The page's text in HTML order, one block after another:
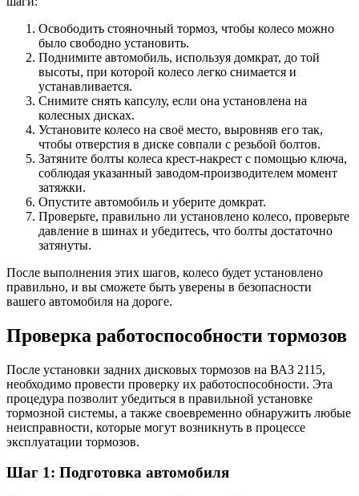
Освободить стояночный тормоз, чтобы колесо можно
было свободно установить.
Поднимите автомобиль, используя домкрат, до той
высоты, при которой колесо легко снимается и
устанавливается.
Снимите снять капсулу, если она установлена на
колесных дисках.
Установите колесо на своё место, выровняв его так,
чтобы отверстия в диске совпали с резьбой болтов.
Затяните болты колеса крест-накрест с помощью ключа,
соблюдая указанный заводом-производителем момент
затяжки.
Опустите автомобиль и уберите домкрат.
Проверьте, правильно ли установлено колесо, проверьте
давление в шинах и убедитесь, что болты достаточно
затянуты.
После выполнения этих шагов, колесо будет установлено
правильно, и вы сможете быть уверены в безопасности
вашего автомобиля на дороге.
Проверка работоспособности тормозов
После установки задних дисковых тормозов на ВАЗ 2115,
необходимо провести проверку их работоспособности. Эта
процедура позволит убедиться в правильной установке
тормозной системы, а также своевременно обнаружить любые
неисправности, которые могут возникнуть в процессе
эксплуатации тормозов.
Шаг 1: Подготовка автомобиля